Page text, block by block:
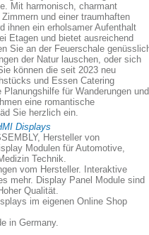
Mit harmonisch, charmant
und einer traumhaften
ihnen ein erholsamer Aufenthalt
Etagen und bietet ausreichend
Sie an der Feuerschale
der Natur lauschen, oder sich
können die seit 2023 neu
und Essen Catering
für Wanderungen und
eine romantische
Sie herzlich ein.
Displays
Hersteller von
Modulen für Automotive,
Technik.
vom Hersteller. Interaktive
mehr. Display Panel Module sind
Qualität.
im eigenen Online Shop
in Germany.